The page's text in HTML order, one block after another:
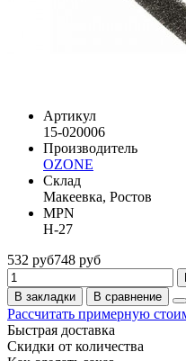
Артикул
15-020006
Производитель
OZONE
Склад
Макеевка, Ростов
MPN
H-27
532 руб748 руб
В закладки
В сравнение
Рассчитать примерную
Быстрая доставка
Скидки от количества